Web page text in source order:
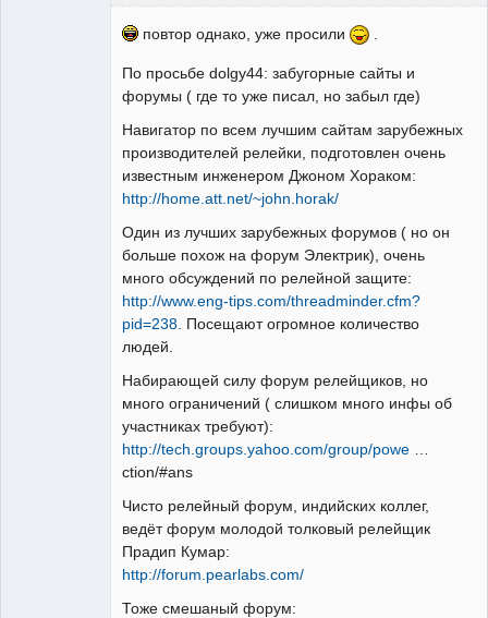
повтор однако, уже просили
По просьбе dolgy44: забугорные сайты и
форумы ( где то уже писал, но забыл где)
Навигатор по всем лучшим сайтам зарубежных
производителей релейки, подготовлен очень
известным инженером Джоном Хораком:
http://home.att.net/~john.horak/
Один из лучших зарубежных форумов ( но он
больше похож на форум Электрик), очень
много обсуждений по релейной защите:
http://www.eng-tips.com/threadminder.cfm?
pid=238. Посещают огромное количество
людей.
Набирающей силу форум релейщиков, но
много ограничений ( слишком много инфы об
участниках требуют):
http://tech.groups.yahoo.com/group/powe
ction/#ans
Чисто релейный форум, индийских коллег,
ведёт форум молодой толковый релейщик
Прадип Кумар:
http://forum.pearlabs.com/
Тоже смешаный форум: